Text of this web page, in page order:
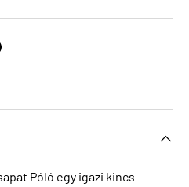
Póló egy igazi kincs